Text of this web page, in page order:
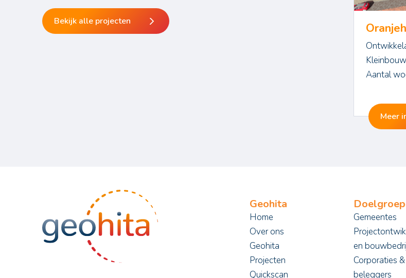
Bekijk alle projecten
Kleinbouw
Aantal
Meer
Geohita
Home
Over ons
Geohita
Projecten
Quickscan
Gemeentes
en
Corporaties &
beleggers